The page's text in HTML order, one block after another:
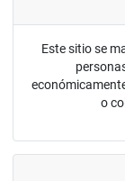
Este sitio se
o